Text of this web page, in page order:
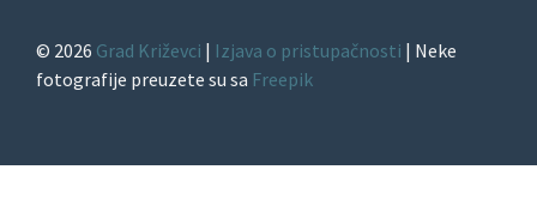
© 2026 Grad Križevci | Izjava o pristupačnosti | Neke
fotografije preuzete su sa Freepik